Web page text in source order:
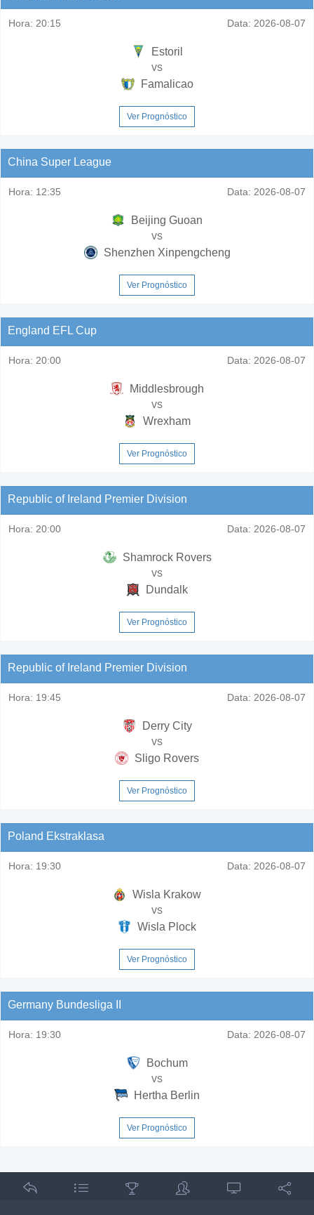
Hora: 20:15 Data: 2026-08-07
Estoril
vs
Famalicao
Ver Prognóstico
China Super League
Hora: 12:35 Data: 2026-08-07
Beijing Guoan
vs
Shenzhen Xinpengcheng
Ver Prognóstico
England EFL Cup
Hora: 20:00 Data: 2026-08-07
Middlesbrough
vs
Wrexham
Ver Prognóstico
Republic of Ireland Premier Division
Hora: 20:00 Data: 2026-08-07
Shamrock Rovers
vs
Dundalk
Ver Prognóstico
Republic of Ireland Premier Division
Hora: 19:45 Data: 2026-08-07
Derry City
vs
Sligo Rovers
Ver Prognóstico
Poland Ekstraklasa
Hora: 19:30 Data: 2026-08-07
Wisla Krakow
vs
Wisla Plock
Ver Prognóstico
Germany Bundesliga II
Hora: 19:30 Data: 2026-08-07
Bochum
vs
Hertha Berlin
Ver Prognóstico